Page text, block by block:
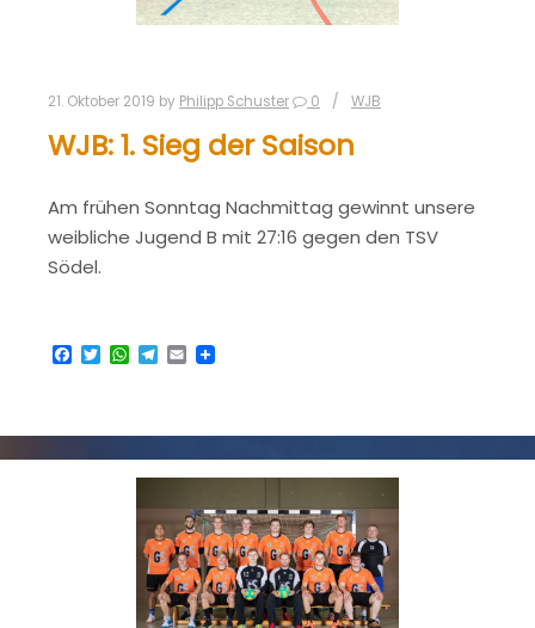
21. Oktober 2019 by Philipp Schuster 0 WJB
WJB: 1. Sieg der Saison
Am frühen Sonntag Nachmittag gewinnt unsere
weibliche Jugend B mit 27:16 gegen den TSV
Södel.
Facebook
TwitterWhatsApp
Telegram
Email